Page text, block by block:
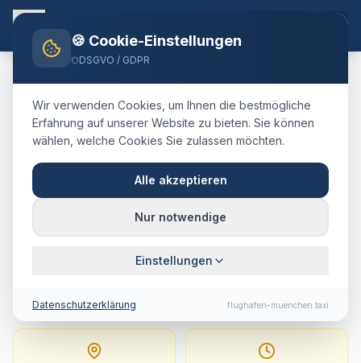
Home Blog TaxiZell im ZillertalMünchen Airport
🇦🇹 Österreich·Bezirk Schwaz, Tirol
TaxiZell im Zillertal→
Flughafen München
Festpreis, Fahrtdauer &
Tipps
🍪 Cookie-Einstellungen
DSGVO / GDPR
Wir verwenden Cookies, um Ihnen die bestmögliche
Erfahrung auf unserer Website zu bieten. Sie können
wählen, welche Cookies Sie zulassen möchten.
Alle akzeptieren
Nur notwendige
Einstellungen
Datenschutzerklärung flughafen-muenchen.taxi